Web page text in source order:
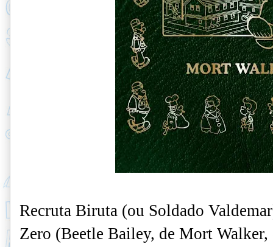
Recruta Biruta (ou Soldado
Zero (Beetle Bailey, de Mort